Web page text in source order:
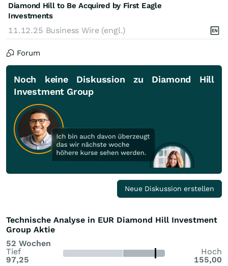
Diamond Hill to Be Acquired by First Eagle
Investments
11.12.25 Business Wire (engl.)
Forum
Noch keine Diskussion zu Diamond Hill
Investment Group
Neue Diskussion erstellen
Technische Analyse in EUR Diamond Hill Investment
Group Aktie
52 Wochen
Tief
97,25
Hoch
155,00